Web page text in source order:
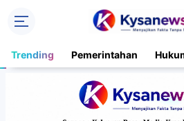
Trending Pemerintahan